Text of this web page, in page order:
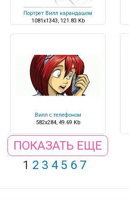
Портрет Вилл карандашом
1081x1343, 121.83 Kb
Вилл с телефоном
582x284, 49.69 Kb
ПОКАЗАТЬ ЕЩЕ
1 2 3 4 5 6 7